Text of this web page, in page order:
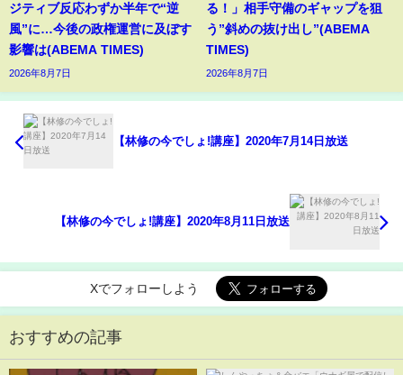
ジティブ反応わずか半年で“逆
風”に…今後の政権運営に及ぼす
影響は(ABEMA TIMES)
2026年8月7日
る！」相手守備のギャップを狙
う”斜めの抜け出し”(ABEMA
TIMES)
2026年8月7日
【林修の今でしょ!講座】2020年7月14日放送
【林修の今でしょ!講座】2020年8月11日放送
Xでフォローしよう
おすすめの記事